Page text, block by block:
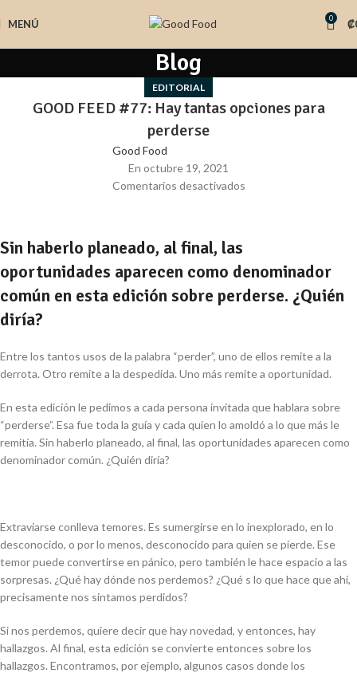
MENÚ 0 ₡
Blog
EDITORIAL
GOOD FEED #77: Hay tantas opciones para
perderse
Good Food
En octubre 19, 2021
Comentarios desactivados
Sin haberlo planeado, al final, las
oportunidades aparecen como denominador
común en esta edición sobre perderse. ¿Quién
diría?
Entre los tantos usos de la palabra “perder”, uno de ellos remite a la
derrota. Otro remite a la despedida. Uno más remite a oportunidad.
En esta edición le pedimos a cada persona invitada que hablara sobre
“perderse”. Esa fue toda la guía y cada quien lo amoldó a lo que más le
remitía. Sin haberlo planeado, al final, las oportunidades aparecen como
denominador común. ¿Quién diría?
Extraviarse conlleva temores. Es sumergirse en lo inexplorado, en lo
desconocido, o por lo menos, desconocido para quien se pierde. Ese
temor puede convertirse en pánico, pero también le hace espacio a las
sorpresas. ¿Qué hay dónde nos perdemos? ¿Qué s lo que hace que ahí,
precisamente nos sintamos perdidos?
Si nos perdemos, quiere decir que hay novedad, y entonces, hay
hallazgos. Al final, esta edición se convierte entonces sobre los
hallazgos. Encontramos, por ejemplo, algunos casos donde los